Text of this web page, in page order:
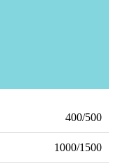
400/500
1000/1500